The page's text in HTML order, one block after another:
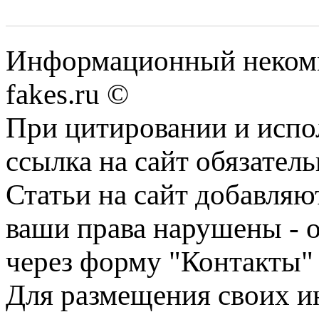
Информационный
fakes.ru ©
При цитировании и
ссылка на сайт
Статьи на сайт
ваши права нарушены -
через форму "Контакты"
Для размещения своих